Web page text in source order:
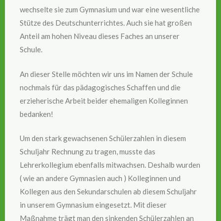
wechselte sie zum Gymnasium und war eine wesentliche
Stütze des Deutschunterrichtes. Auch sie hat großen
Anteil am hohen Niveau dieses Faches an unserer
Schule.
An dieser Stelle möchten wir uns im Namen der Schule
nochmals für das pädagogisches Schaffen und die
erzieherische Arbeit beider ehemaligen Kolleginnen
bedanken!
Um den stark gewachsenen Schülerzahlen in diesem
Schuljahr Rechnung zu tragen, musste das
Lehrerkollegium ebenfalls mitwachsen. Deshalb wurden
( wie an andere Gymnasien auch ) Kolleginnen und
Kollegen aus den Sekundarschulen ab diesem Schuljahr
in unserem Gymnasium eingesetzt. Mit dieser
Maßnahme trägt man den sinkenden Schülerzahlen an